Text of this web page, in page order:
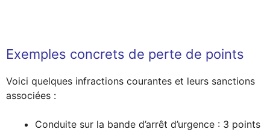
Exemples concrets de perte de points
Voici quelques infractions courantes et leurs sanctions
associées :
Conduite sur la bande d’arrêt d’urgence : 3 points